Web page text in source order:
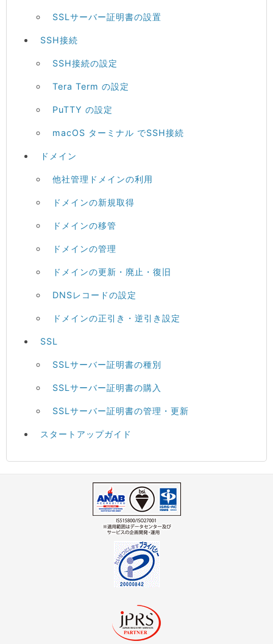
SSLサーバー証明書の設置
SSH接続
SSH接続の設定
Tera Term の設定
PuTTY の設定
macOS ターミナル でSSH接続
ドメイン
他社管理ドメインの利用
ドメインの新規取得
ドメインの移管
ドメインの管理
ドメインの更新・廃止・復旧
DNSレコードの設定
ドメインの正引き・逆引き設定
SSL
SSLサーバー証明書の種別
SSLサーバー証明書の購入
SSLサーバー証明書の管理・更新
スタートアップガイド